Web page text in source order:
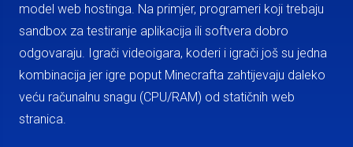
model web hostinga. Na primjer, programeri koji trebaju
sandbox za testiranje aplikacija ili softvera dobro
odgovaraju. Igrači videoigara, koderi i igrači još su jedna
kombinacija jer igre poput Minecrafta zahtijevaju daleko
veću računalnu snagu (CPU/RAM) od statičnih web
stranica.